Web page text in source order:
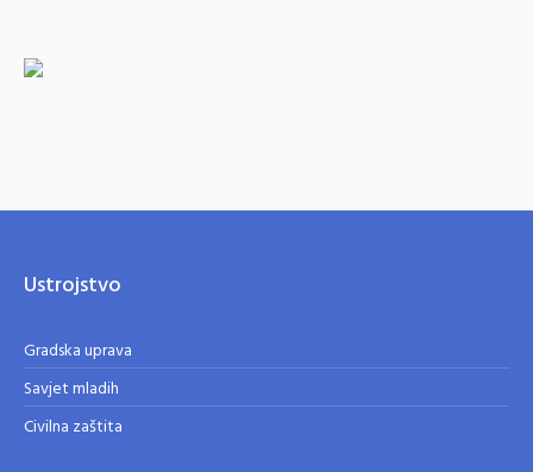
Ustrojstvo
Gradska uprava
Savjet mladih
Civilna zaštita